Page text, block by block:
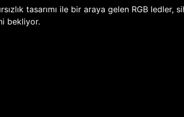
tasarımı ile bir araya gelen RGB ledler,
bekliyor.